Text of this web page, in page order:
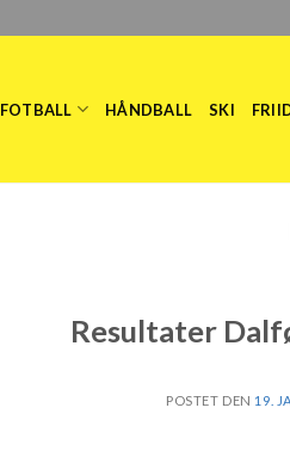
FOTBALL HÅNDBALL SKI
Resultater
POSTET DEN 19.